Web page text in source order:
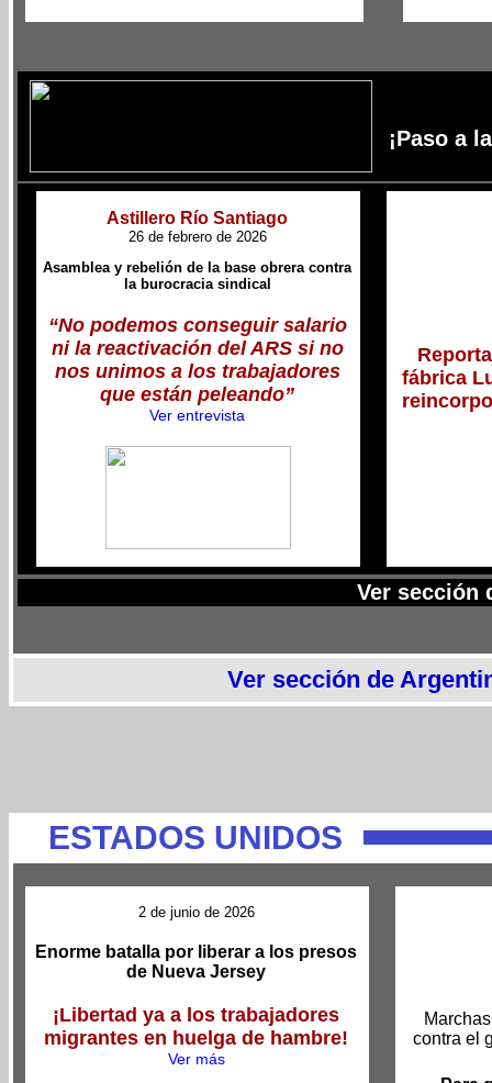
¡Paso a
Astillero Río Santiago
26 de febrero de 2026
Asamblea y rebelión de la base obrera contra
la burocracia sindical
“No podemos conseguir salario
ni la reactivación del ARS si no
nos unimos a los trabajadores
que están peleando”
Ver entrevista
fábrica
Ver sección
Ver sección de
ESTADOS UNIDOS
2 de junio de 2026
Enorme batalla por liberar a los presos
de Nueva Jersey
¡Libertad ya a los trabajadores
migrantes en huelga de hambre!
Ver más
contra el